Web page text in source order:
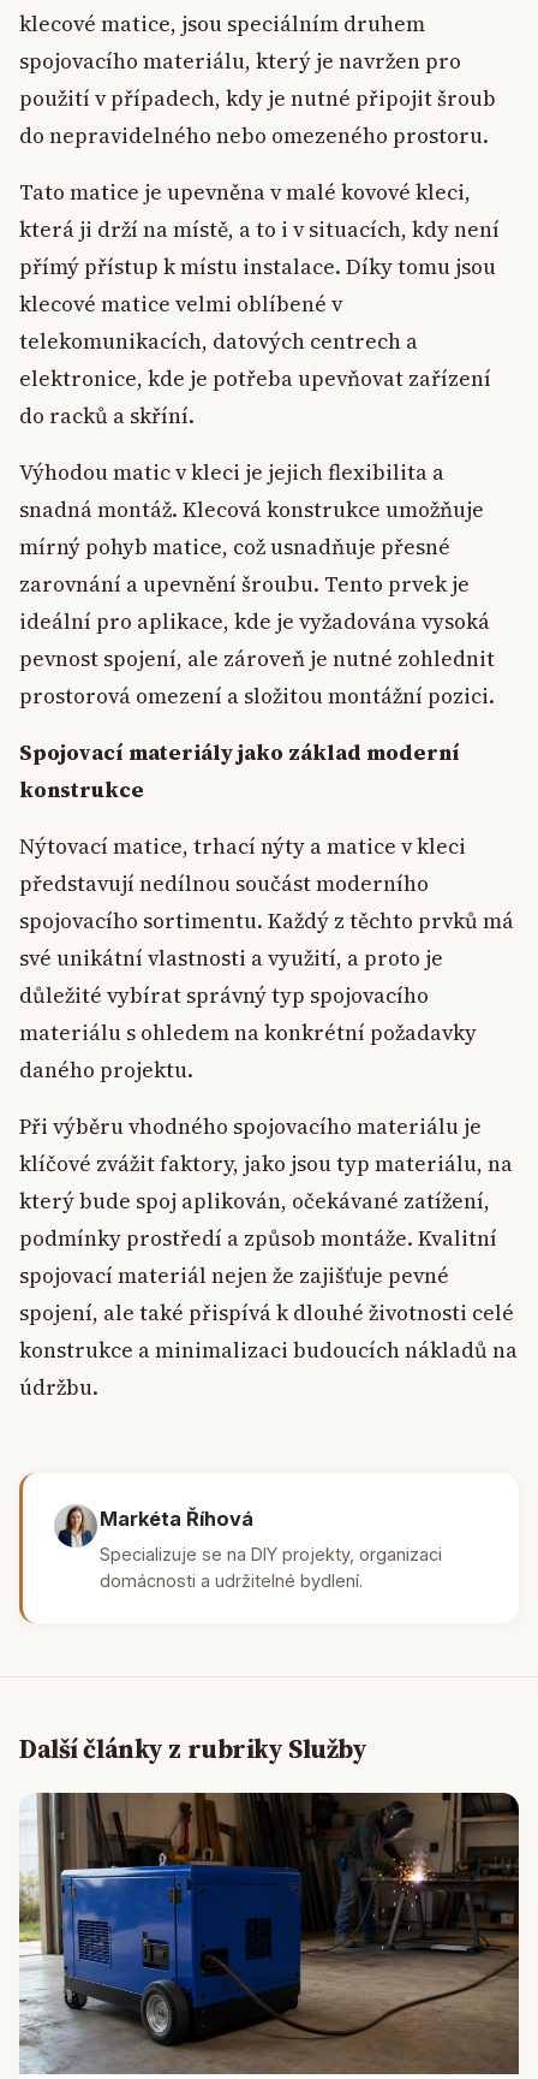
klecové matice, jsou speciálním druhem
spojovacího materiálu, který je navržen pro
použití v případech, kdy je nutné připojit šroub
do nepravidelného nebo omezeného prostoru.
Tato matice je upevněna v malé kovové kleci,
která ji drží na místě, a to i v situacích, kdy není
přímý přístup k místu instalace. Díky tomu jsou
klecové matice velmi oblíbené v
telekomunikacích, datových centrech a
elektronice, kde je potřeba upevňovat zařízení
do racků a skříní.
Výhodou matic v kleci je jejich flexibilita a
snadná montáž. Klecová konstrukce umožňuje
mírný pohyb matice, což usnadňuje přesné
zarovnání a upevnění šroubu. Tento prvek je
ideální pro aplikace, kde je vyžadována vysoká
pevnost spojení, ale zároveň je nutné zohlednit
prostorová omezení a složitou montážní pozici.
Spojovací materiály jako základ moderní
konstrukce
Nýtovací matice, trhací nýty a matice v kleci
představují nedílnou součást moderního
spojovacího sortimentu. Každý z těchto prvků má
své unikátní vlastnosti a využití, a proto je
důležité vybírat správný typ spojovacího
materiálu s ohledem na konkrétní požadavky
daného projektu.
Při výběru vhodného spojovacího materiálu je
klíčové zvážit faktory, jako jsou typ materiálu, na
který bude spoj aplikován, očekávané zatížení,
podmínky prostředí a způsob montáže. Kvalitní
spojovací materiál nejen že zajišťuje pevné
spojení, ale také přispívá k dlouhé životnosti celé
konstrukce a minimalizaci budoucích nákladů na
údržbu.
Markéta Říhová
Specializuje se na DIY projekty, organizaci
domácnosti a udržitelné bydlení.
Další články z rubriky Služby